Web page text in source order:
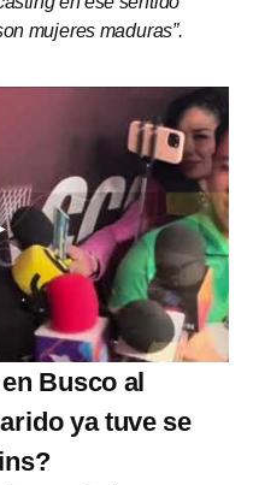
mujeres maduras”.
Busco al
ya tuve se